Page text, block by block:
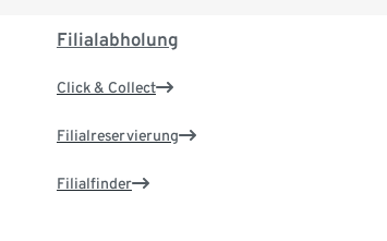
Filialabholung
Click & Collect
Filialreservierung
Filialfinder